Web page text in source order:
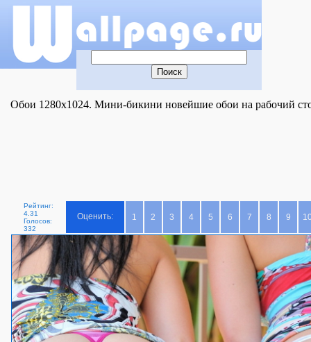
Обои 1280x1024. Мини-бикини новейшие обои на рабочий
Рейтинг:
4.31
Голосов:
332
Оценить: 1 2 3 4 5 6 7 8 9